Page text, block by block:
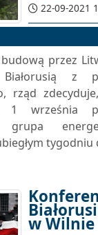
22-09-2021
przez
z
rząd
września
grupa
tygodniu
w Wilnie